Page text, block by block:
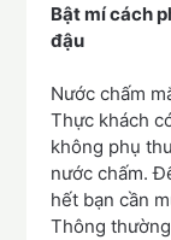
Bật mí cách
đậu
Nước chấm
Thực khách
không phụ
nước chấm.
hết bạn cần
Thông